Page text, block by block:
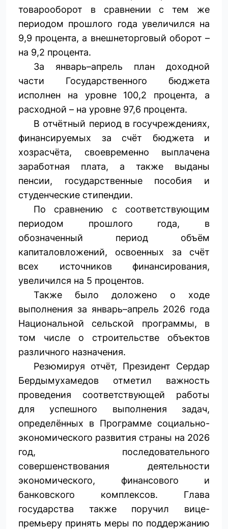
товарооборот в сравнении с тем же
периодом прошлого года увеличился на
9,9 процента, а внешнеторговый оборот –
на 9,2 процента.
За январь–апрель план доходной
части Государственного бюджета
исполнен на уровне 100,2 процента, а
расходной – на уровне 97,6 процента.
В отчётный период в госучреждениях,
финансируемых за счёт бюджета и
хозрасчёта, своевременно выплачена
заработная плата, а также выданы
пенсии, государственные пособия и
студенческие стипендии.
По сравнению с соответствующим
периодом прошлого года, в
обозначенный период объём
капиталовложений, освоенных за счёт
всех источников финансирования,
увеличился на 5 процентов.
Также было доложено о ходе
выполнения за январь–апрель 2026 года
Национальной сельской программы, в
том числе о строительстве объектов
различного назначения.
Резюмируя отчёт, Президент Сердар
Бердымухамедов отметил важность
проведения соответствующей работы
для успешного выполнения задач,
определённых в Программе социально-
экономического развития страны на 2026
год, последовательного
совершенствования деятельности
экономического, финансового и
банковского комплексов. Глава
государства также поручил вице-
премьеру принять меры по поддержанию